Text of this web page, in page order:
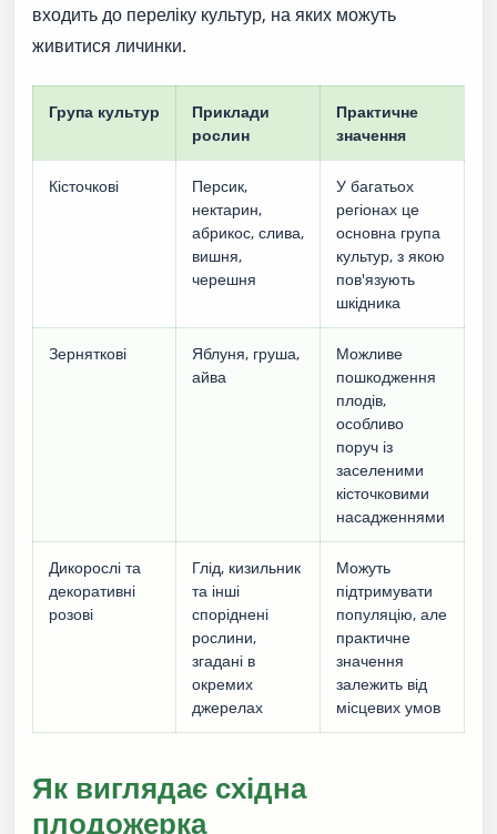
входить до переліку культур, на яких можуть
живитися личинки.
Група культур
Приклади
рослин
Практичне
значення
Кісточкові
Персик,
нектарин,
абрикос, слива,
вишня,
черешня
У багатьох
регіонах це
основна група
культур, з якою
пов'язують
шкідника
Зерняткові
Яблуня, груша,
айва
Можливе
пошкодження
плодів,
особливо
поруч із
заселеними
кісточковими
насадженнями
Дикорослі та
декоративні
розові
Глід, кизильник
та інші
споріднені
рослини,
згадані в
окремих
джерелах
Можуть
підтримувати
популяцію, але
практичне
значення
залежить від
місцевих умов
Як виглядає східна
плодожерка